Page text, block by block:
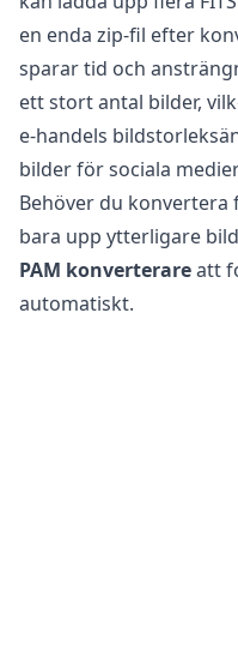
en enda zip-fil efter
sparar tid och
ett stort antal bilder,
e-handels
bilder för sociala
Behöver du konvertera
bara upp ytterligare
PAM konverterareatt
automatiskt.